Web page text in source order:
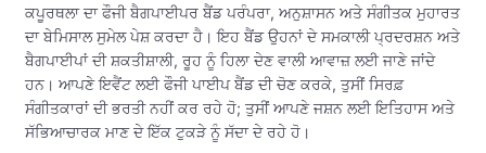
ਕਪੂਰਥਲਾ ਦਾ ਫੌਜੀ ਬੈਗਪਾਈਪਰ ਬੈਂਡ ਪਰੰਪਰਾ, ਅਨੁਸ਼ਾਸਨ ਅਤੇ ਸੰਗੀਤਕ ਮੁਹਾਰਤ
ਦਾ ਬੇਮਿਸਾਲ ਸੁਮੇਲ ਪੇਸ਼ ਕਰਦਾ ਹੈ। ਇਹ ਬੈਂਡ ਉਹਨਾਂ ਦੇ ਸਮਕਾਲੀ ਪ੍ਰਦਰਸ਼ਨ ਅਤੇ
ਬੈਗਪਾਈਪਾਂ ਦੀ ਸ਼ਕਤੀਸ਼ਾਲੀ, ਰੂਹ ਨੂੰ ਹਿਲਾ ਦੇਣ ਵਾਲੀ ਆਵਾਜ਼ ਲਈ ਜਾਣੇ ਜਾਂਦੇ
ਹਨ। ਆਪਣੇ ਇਵੈਂਟ ਲਈ ਫੌਜੀ ਪਾਈਪ ਬੈਂਡ ਦੀ ਚੋਣ ਕਰਕੇ, ਤੁਸੀਂ ਸਿਰਫ਼
ਸੰਗੀਤਕਾਰਾਂ ਦੀ ਭਰਤੀ ਨਹੀਂ ਕਰ ਰਹੇ ਹੋ; ਤੁਸੀਂ ਆਪਣੇ ਜਸ਼ਨ ਲਈ ਇਤਿਹਾਸ ਅਤੇ
ਸੱਭਿਆਚਾਰਕ ਮਾਣ ਦੇ ਇੱਕ ਟੁਕੜੇ ਨੂੰ ਸੱਦਾ ਦੇ ਰਹੇ ਹੋ।